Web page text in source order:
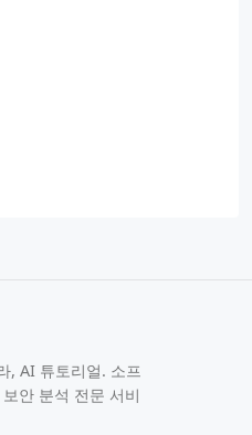
, AI 튜토리얼. 소프
안 분석 전문 서비